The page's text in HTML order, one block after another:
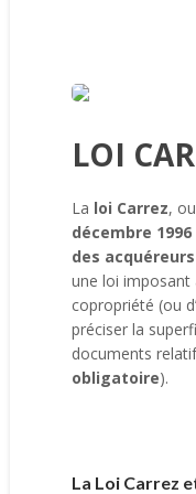
LOI
La loi Carrez, ou
décembre
des
une loi imposant
copropriété (ou
préciser la
documents
obligatoire).
La Loi Carrez